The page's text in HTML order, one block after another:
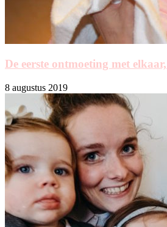
De eerste ontmoeting met elkaar,
8 augustus 2019